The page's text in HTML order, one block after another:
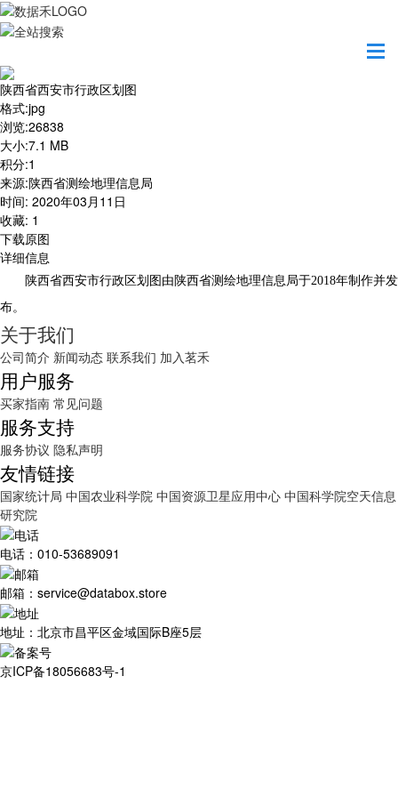
陕西省西安市行政区划图
格式:jpg
浏览:26838
大小:7.1 MB
积分:1
来源:陕西省测绘地理信息局
时间: 2020年03月11日
收藏: 1
下载原图
详细信息
陕西省西安市行政区划图由陕西省测绘地理信息局于2018年制作并发
布。
关于我们
公司简介 新闻动态 联系我们 加入茗禾
用户服务
买家指南 常见问题
服务支持
服务协议 隐私声明
友情链接
国家统计局 中国农业科学院 中国资源卫星应用中心 中国科学院空天信息
研究院
电话：010-53689091
邮箱：service@databox.store
地址：北京市昌平区金域国际B座5层
京ICP备18056683号-1